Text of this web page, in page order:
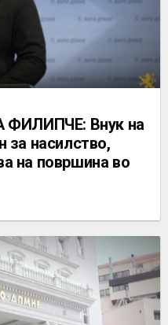
ФИЛИПЧЕ: Внук на
за насилство,
на површина во